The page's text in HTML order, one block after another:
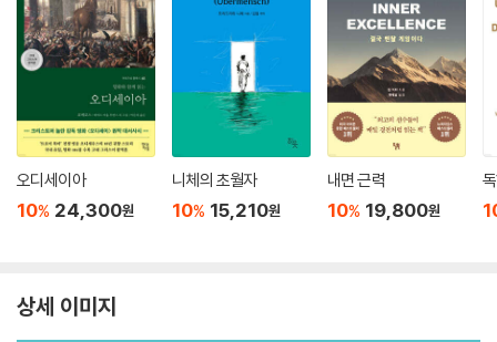
오디세이아
10% 24,300원
니체의 초월자
10% 15,210원
내면 근력
10% 19,800원
상세 이미지